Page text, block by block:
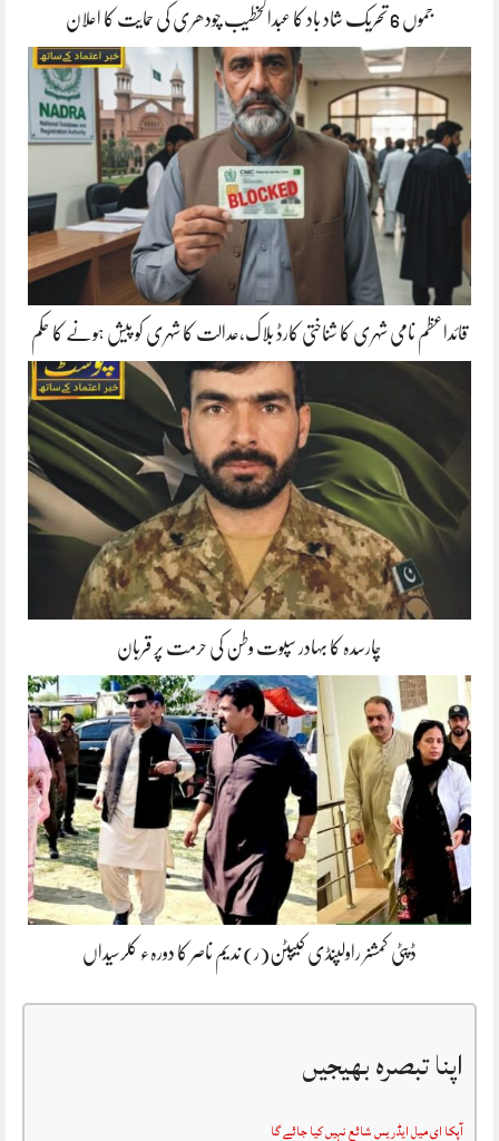
جموں 6 تحریک شاد باد کا عبدالخطیب چودھری کی حمایت کا اعلان
قائداعظم نامی شہری کا شناختی کارڈ بلاک،عدالت کا شہری کو پیش ہونے کا حکم
چارسدہ کا بہادر سپوت وطن کی حرمت پر قربان
ڈپٹی کمشنر راولپنڈی کیپٹن(ر) ندیم ناصر کا دورہء کلرسیداں
اپنا تبصرہ بھیجیں
آپکا ای میل ایڈریس شائع نہیں کیا جائے گا